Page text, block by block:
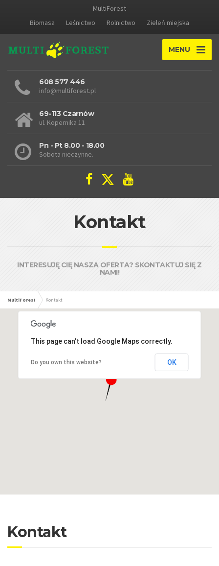
MultiForest
Biomasa
Leśnictwo Rolnictwo Zieleń miejska
MENU
608 577 446
info@multiforest.pl
69-113 Czarnów
ul. Kopernika 11
Pn - Pt 8.00 - 18.00
Sobota nieczynne.
Kontakt
INTERESUJĘ CIĘ NASZA OFERTA? SKONTAKTUJ SIĘ Z
NAMI!
MultiForest Kontakt
This page can't load Google Maps correctly.
Do you own this website? OK
Kontakt